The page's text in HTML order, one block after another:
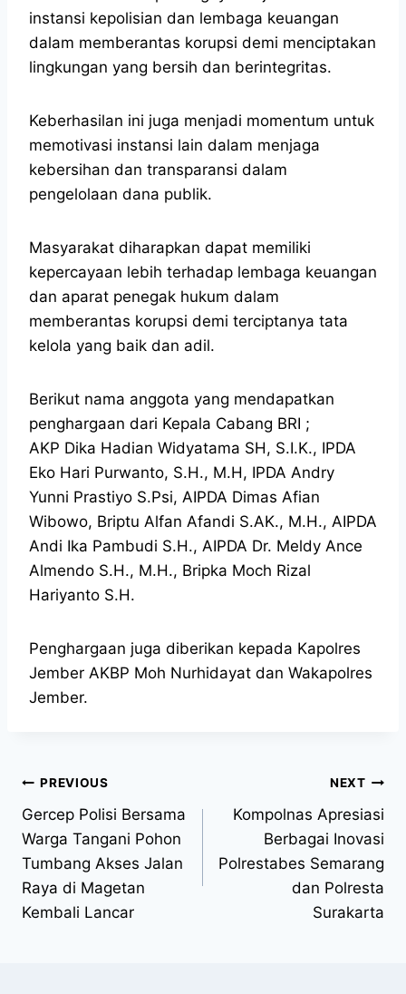
instansi kepolisian dan lembaga keuangan
dalam memberantas korupsi demi menciptakan
lingkungan yang bersih dan berintegritas.
Keberhasilan ini juga menjadi momentum untuk
memotivasi instansi lain dalam menjaga
kebersihan dan transparansi dalam
pengelolaan dana publik.
Masyarakat diharapkan dapat memiliki
kepercayaan lebih terhadap lembaga keuangan
dan aparat penegak hukum dalam
memberantas korupsi demi terciptanya tata
kelola yang baik dan adil.
Berikut nama anggota yang mendapatkan
penghargaan dari Kepala Cabang BRI ;
AKP Dika Hadian Widyatama SH, S.I.K., IPDA
Eko Hari Purwanto, S.H., M.H, IPDA Andry
Yunni Prastiyo S.Psi, AIPDA Dimas Afian
Wibowo, Briptu Alfan Afandi S.AK., M.H., AIPDA
Andi Ika Pambudi S.H., AIPDA Dr. Meldy Ance
Almendo S.H., M.H., Bripka Moch Rizal
Hariyanto S.H.
Penghargaan juga diberikan kepada Kapolres
Jember AKBP Moh Nurhidayat dan Wakapolres
Jember.
PREVIOUS
Gercep Polisi Bersama
Warga Tangani Pohon
Tumbang Akses Jalan
Raya di Magetan
Kembali Lancar
NEXT
Kompolnas Apresiasi
Berbagai Inovasi
Polrestabes Semarang
dan Polresta
Surakarta